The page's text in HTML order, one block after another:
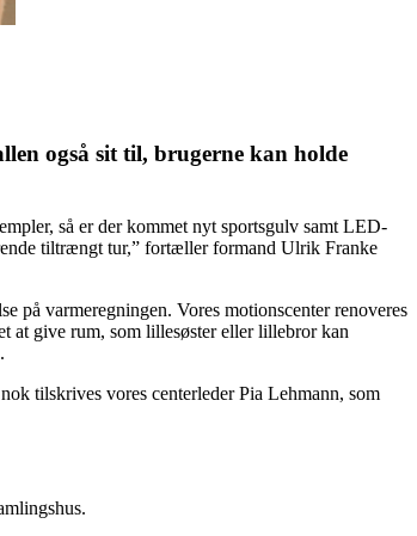
også sit til, brugerne kan holde
så er der kommet nyt sportsgulv samt LED-
tiltrængt tur,” fortæller formand Ulrik Franke
på varmeregningen. Vores motionscenter renoveres
at give rum, som lillesøster eller lillebror kan
tilskrives vores centerleder Pia Lehmann, som